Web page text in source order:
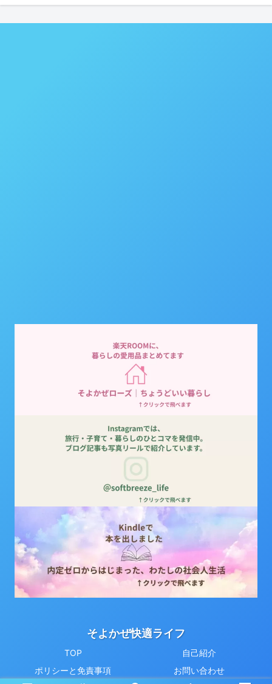
そよかぜ快適ライフ
TOP
自己紹介
ポリシーと免責事項
お問い合わせ